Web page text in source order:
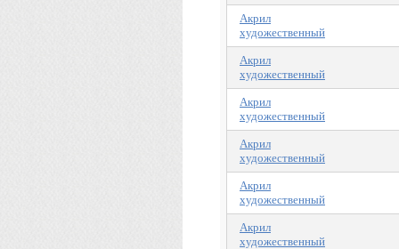
Акрил
художественный
Акрил
художественный
Акрил
художественный
Акрил
художественный
Акрил
художественный
Акрил
художественный